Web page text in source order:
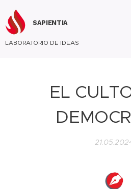
SAPIENTIA
LABORATORIO DE IDEAS
EL